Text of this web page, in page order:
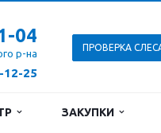
04
р-на
12-25
ПРОВЕРКА
ЗАКУПКИ